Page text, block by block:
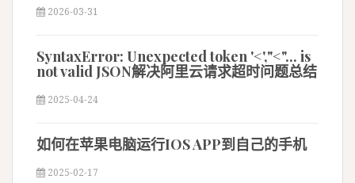
2026-03-31
SyntaxError: Unexpected token '<',"<"... is
not valid JSON解决阿里云请求超时问题总结
2025-04-24
如何在苹果电脑运行IOS APP到自己的手机
2025-02-17